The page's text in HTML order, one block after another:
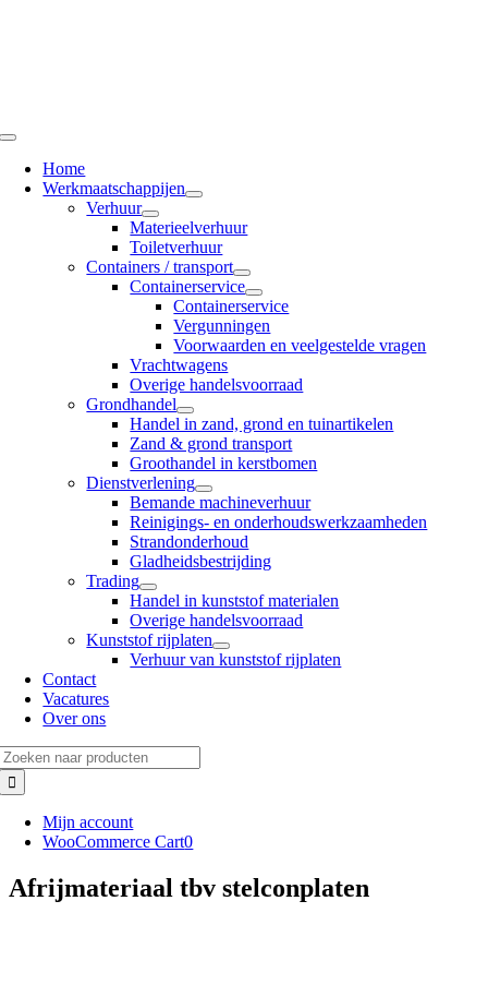
Toggle
NavigationHome
Werkmaatschappijen
Verhuur
Materieelverhuur
Toiletverhuur
Containers / transport
Containerservice
Containerservice
Vergunningen
Voorwaarden en veelgestelde vragen
Vrachtwagens
Overige handelsvoorraad
Grondhandel
Handel in zand, grond en tuinartikelen
Zand & grond transport
Groothandel in kerstbomen
Dienstverlening
Bemande machineverhuur
Reinigings- en onderhoudswerkzaamheden
Strandonderhoud
Gladheidsbestrijding
Trading
Handel in kunststof materialen
Overige handelsvoorraad
Kunststof rijplaten
Verhuur van kunststof rijplaten
Contact
Vacatures
Over ons
Mijn account
WooCommerce Cart0
Afrijmateriaal tbv stelconplaten